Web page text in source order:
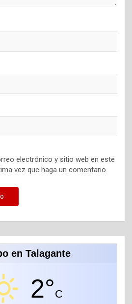
electrónico y sitio web en este
vez que haga un comentario.
en Talagante
2°C